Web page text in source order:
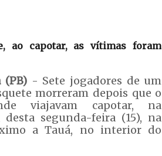
ao capotar, as vítimas foram
(PB)- Sete jogadores de um
morreram depois que o
viajavam capotar, na
desta segunda-feira (15), na
a Tauá, no interior do